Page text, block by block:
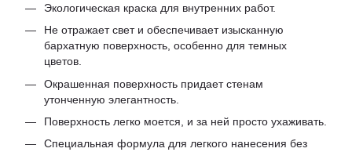
Экологическая краска для внутренних работ.
Не отражает свет и обеспечивает изысканную
бархатную поверхность, особенно для темных
цветов.
Окрашенная поверхность придает стенам
утонченную элегантность.
Поверхность легко моется, и за ней просто ухаживать.
Специальная формула для легкого нанесения без